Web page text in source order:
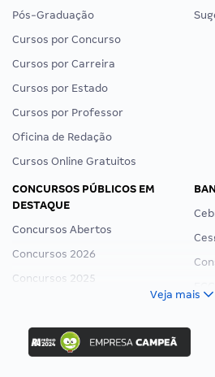
Pós-Graduação
Cursos por Concurso
Cursos por Carreira
Cursos por Estado
Cursos por Professor
Oficina de Redação
Cursos Online Gratuitos
CONCURSOS PÚBLICOS EM
DESTAQUE
Concursos Abertos
Concursos 2026
Concursos 2025
Concurso Ibama
Concurso MPU
Veja mais